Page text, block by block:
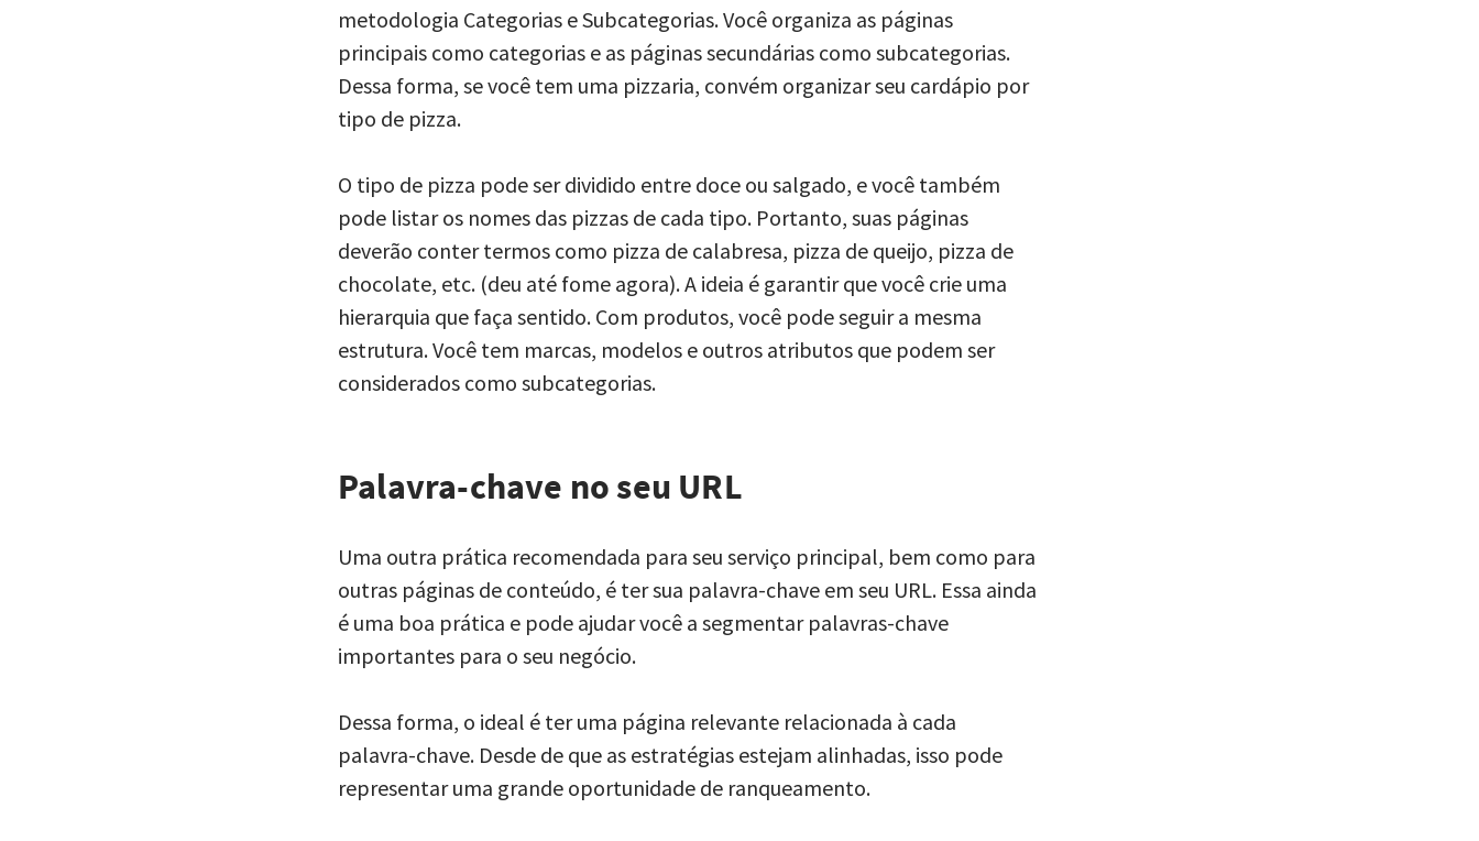
metodologia Categorias e Subcategorias. Você organiza as páginas
principais como categorias e as páginas secundárias como subcategorias.
Dessa forma, se você tem uma pizzaria, convém organizar seu cardápio por
tipo de pizza.
O tipo de pizza pode ser dividido entre doce ou salgado, e você também
pode listar os nomes das pizzas de cada tipo. Portanto, suas páginas
deverão conter termos como pizza de calabresa, pizza de queijo, pizza de
chocolate, etc. (deu até fome agora). A ideia é garantir que você crie uma
hierarquia que faça sentido. Com produtos, você pode seguir a mesma
estrutura. Você tem marcas, modelos e outros atributos que podem ser
considerados como subcategorias.
Palavra-chave no seu URL
Uma outra prática recomendada para seu serviço principal, bem como para
outras páginas de conteúdo, é ter sua palavra-chave em seu URL. Essa ainda
é uma boa prática e pode ajudar você a segmentar palavras-chave
importantes para o seu negócio.
Dessa forma, o ideal é ter uma página relevante relacionada à cada
palavra-chave. Desde de que as estratégias estejam alinhadas, isso pode
representar uma grande oportunidade de ranqueamento.